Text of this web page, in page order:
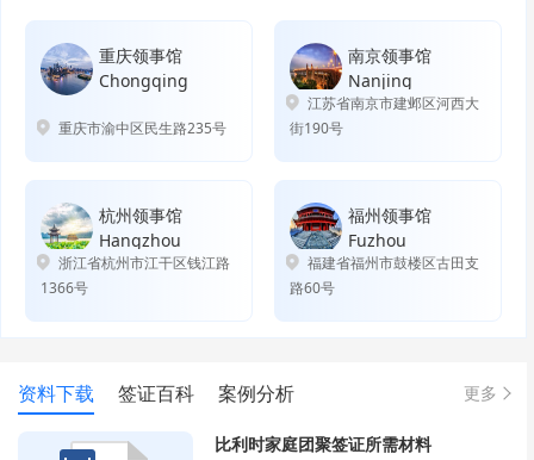
重庆领事馆
Chongqing
重庆市渝中区民生路235号
南京领事馆
Nanjing
江苏省南京市建邺区河西大
街190号
杭州领事馆
Hangzhou
浙江省杭州市江干区钱江路
1366号
福州领事馆
Fuzhou
福建省福州市鼓楼区古田支
路60号
资料下载 签证百科 案例分析 更多
比利时家庭团聚签证所需材料